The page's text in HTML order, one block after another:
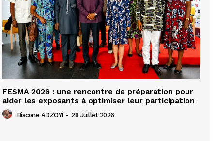
FESMA 2026 : une rencontre de préparation pour
aider les exposants à optimiser leur participation
Biscone ADZOYI - 28 Juillet 2026